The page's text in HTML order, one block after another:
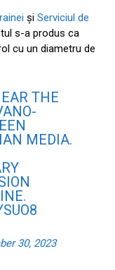
și Serviciul de
s-a produs ca
cu ​​un diametru de
THE
MEDIA.
30, 2023